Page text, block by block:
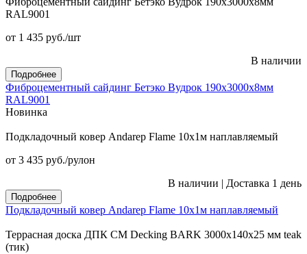
RAL9001
от 1 435 руб./шт
В наличии
Подробнее
Фиброцементный сайдинг Бетэко Вудрок 190х3000х8мм
RAL9001
Новинка
Подкладочный ковер Andarep Flame 10х1м наплавляемый
от 3 435 руб./рулон
В наличии | Доставка 1 день
Подробнее
Подкладочный ковер Andarep Flame 10х1м наплавляемый
Террасная доска ДПК CM Decking BARK 3000х140х25 мм teak
(тик)